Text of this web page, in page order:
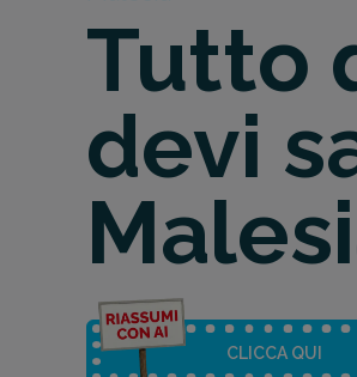
Tutto
devi
CLICCA QUI